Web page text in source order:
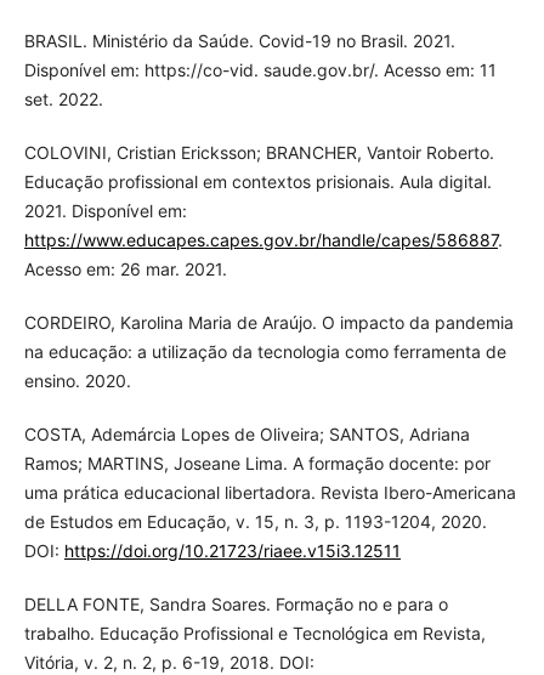
BRASIL. Ministério da Saúde. Covid-19 no Brasil. 2021.
Disponível em: https://co-vid. saude.gov.br/. Acesso em: 11
set. 2022.
COLOVINI, Cristian Ericksson; BRANCHER, Vantoir Roberto.
Educação profissional em contextos prisionais. Aula digital.
2021. Disponível em:
https://www.educapes.capes.gov.br/handle/capes/586887.
Acesso em: 26 mar. 2021.
CORDEIRO, Karolina Maria de Araújo. O impacto da pandemia
na educação: a utilização da tecnologia como ferramenta de
ensino. 2020.
COSTA, Ademárcia Lopes de Oliveira; SANTOS, Adriana
Ramos; MARTINS, Joseane Lima. A formação docente: por
uma prática educacional libertadora. Revista Ibero-Americana
de Estudos em Educação, v. 15, n. 3, p. 1193-1204, 2020.
DOI: https://doi.org/10.21723/riaee.v15i3.12511
DELLA FONTE, Sandra Soares. Formação no e para o
trabalho. Educação Profissional e Tecnológica em Revista,
Vitória, v. 2, n. 2, p. 6-19, 2018. DOI: